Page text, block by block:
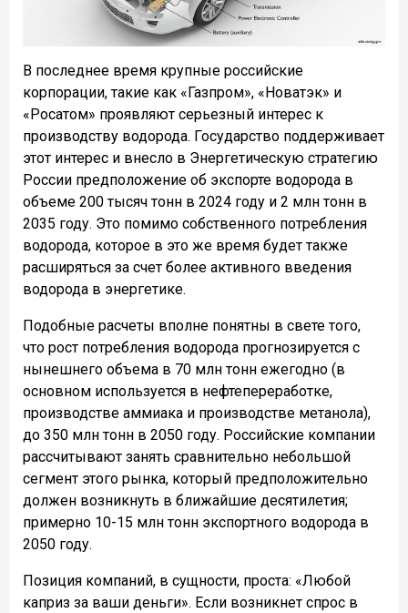
В последнее время крупные российские
корпорации, такие как «Газпром», «Новатэк» и
«Росатом» проявляют серьезный интерес к
производству водорода. Государство поддерживает
этот интерес и внесло в Энергетическую стратегию
России предположение об экспорте водорода в
объеме 200 тысяч тонн в 2024 году и 2 млн тонн в
2035 году. Это помимо собственного потребления
водорода, которое в это же время будет также
расширяться за счет более активного введения
водорода в энергетике.
Подобные расчеты вполне понятны в свете того,
что рост потребления водорода прогнозируется с
нынешнего объема в 70 млн тонн ежегодно (в
основном используется в нефтепереработке,
производстве аммиака и производстве метанола),
до 350 млн тонн в 2050 году. Российские компании
рассчитывают занять сравнительно небольшой
сегмент этого рынка, который предположительно
должен возникнуть в ближайшие десятилетия;
примерно 10-15 млн тонн экспортного водорода в
2050 году.
Позиция компаний, в сущности, проста: «Любой
каприз за ваши деньги». Если возникнет спрос в